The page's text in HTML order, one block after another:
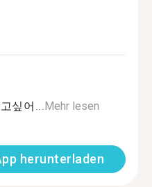
싶어... Mehr lesen
herunterladen